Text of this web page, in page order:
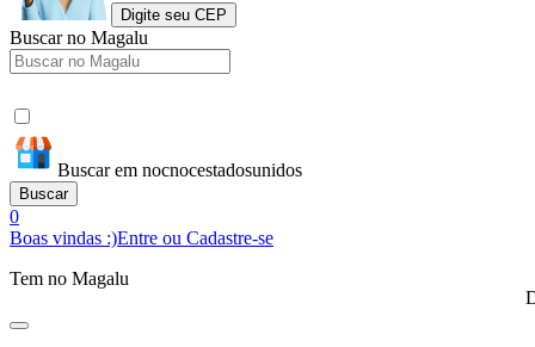
Digite seu CEP
Buscar no Magalu
Buscar em nocnocestadosunidos
Buscar
0
Boas vindas :)Entre ou Cadastre-se
Tem no Magalu